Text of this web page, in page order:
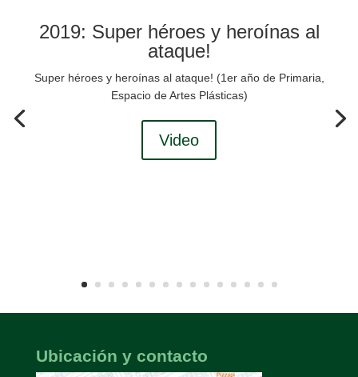
2019: Super héroes y heroínas al
ataque!
Super héroes y heroínas al ataque! (1er año de Primaria,
Espacio de Artes Plásticas)
Video
Ubicación y contacto